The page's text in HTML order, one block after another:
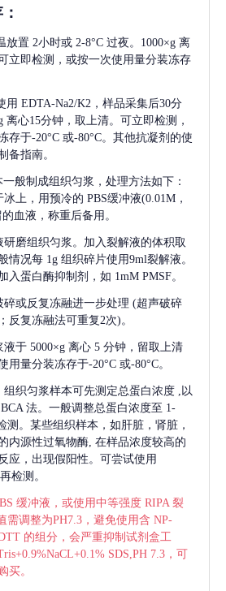
：
放置 2小时或 2-8°C 过夜。1000×g 离
立即检测，或按一次使用量分装冻存
用 EDTA-Na2/K2，样品采集后30分
离心15分钟，取上清。可立即检测，
存于-20°C 或-80°C。其他抗凝剂的使
备指南。
般制成组织匀浆，处理方法如下：
冰上，用预冷的 PBS缓冲液(0.01M，
血液，称重后备用。
磨组织匀浆。加入裂解液的体积取
情况每 1g 组织碎片使用9ml裂解液。
入蛋白酶抑制剂，如 1mM PMSF。
碎或反复冻融进一步处理 (超声破碎
反复冻融法可重复2次)。
液于 5000×g 离心 5 分钟，留取上清
量分装冻存于-20°C 或-80°C。
组织匀浆样本可先测定总蛋白浓度 ,以
法。一般调整总蛋白浓度至 1-
测。某些组织样本，如肝脏，肾脏，
内源性过氧物酶, 在样品浓度较高的
应，出现假阳性。可尝试使用
检测。
缓冲液，或使用中等强度 RIPA 裂
需调整为PH7.3，避免使用含 NP-
的组分，会严重抑制试剂盒工
SDS,PH 7.3，可
买。